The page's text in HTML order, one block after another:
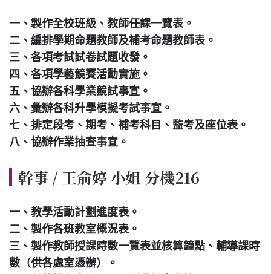
一、製作全校班級、教師任課一覽表。
二、編排學期命題教師及補考命題教師表。
三、各項考試試卷試題收發。
四、各項學藝競賽活動實施。
五、協辦各科學業競試事宜。
六、彙辦各科升學模擬考試事宜。
七、排定段考、期考、補考科目、監考及座位表。
八、協辦作業抽查事宜。
幹事 / 王俞婷 小姐 分機216
一、教學活動計劃進度表。
二、製作各班教室概況表。
三、製作教師授課時數一覽表並核算鐘點、輔導課時
數（供各處室憑辦）。
雙語國小部
招生網站